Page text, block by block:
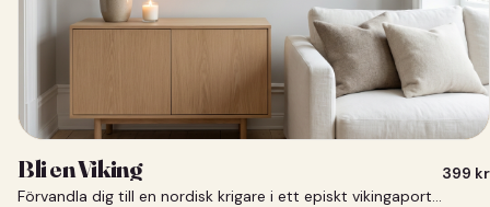
Bli en Viking
Förvandla dig till en nordisk krigare i ett episkt vikingaporträtt.
399 kr